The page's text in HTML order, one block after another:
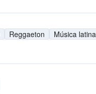
Reggaeton Música latina